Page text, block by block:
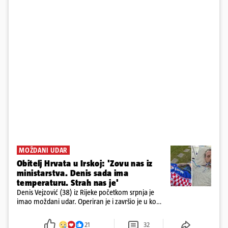
MOŽDANI UDAR
Obitelj Hrvata u Irskoj: 'Zovu nas iz
ministarstva. Denis sada ima
temperaturu. Strah nas je'
Denis Vejzović (38) iz Rijeke početkom srpnja je
imao moždani udar. Operiran je i završio je u komi.
tamošnji liječnici ne vjeruju u oporavak: 'Imamo
21 32